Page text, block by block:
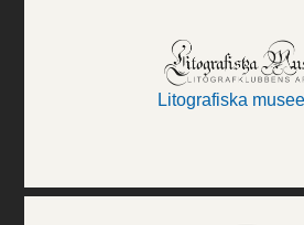
Litografiska